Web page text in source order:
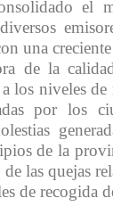
el
una
de la
a los niveles
por los
de la
las quejas
de recogida